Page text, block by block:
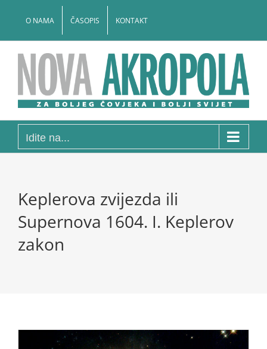
O NAMA ČASOPIS KONTAKT
Idite na...
Keplerova zvijezda ili
Supernova 1604. I. Keplerov
zakon